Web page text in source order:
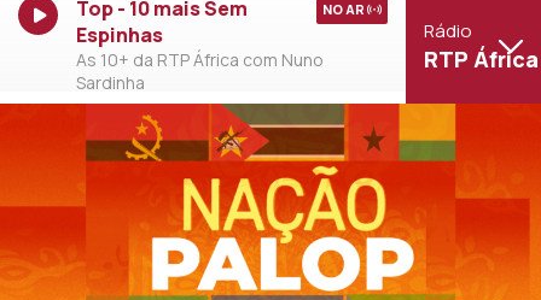
Top - 10 mais Sem
Espinhas
As 10+ da RTP África com Nuno
Sardinha
NO AR
Rádio
RTP África